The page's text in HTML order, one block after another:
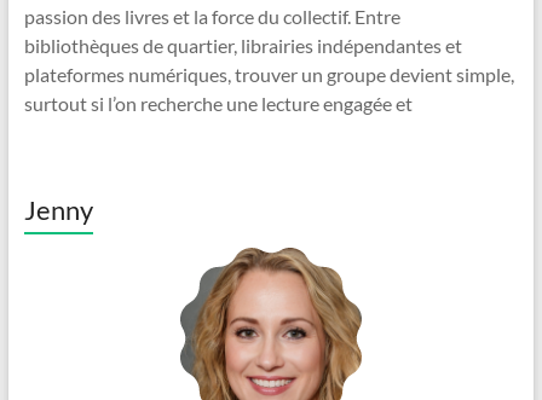
passion des livres et la force du collectif. Entre
bibliothèques de quartier, librairies indépendantes et
plateformes numériques, trouver un groupe devient simple,
surtout si l’on recherche une lecture engagée et
Jenny